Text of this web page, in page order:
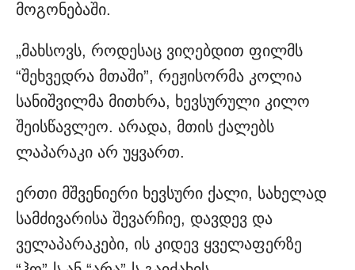
მოგონებაში.
„მახსოვს, როდესაც ვიღებდით ფილმს
“შეხვედრა მთაში”, რეჟისორმა კოლია
სანიშვილმა მითხრა, ხევსურული კილო
შეისწავლეო. არადა, მთის ქალებს
ლაპარაკი არ უყვართ.
ერთი მშვენიერი ხევსური ქალი, სახელად
სამძივარისა შევარჩიე, დავდევ და
ველაპარაკები, ის კიდევ ყველაფერზე